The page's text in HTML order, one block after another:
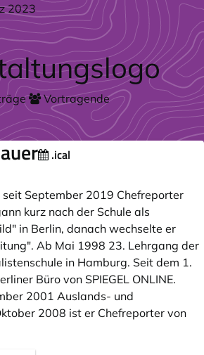
Vortragende
.ical
September 2019 Chefreporter
kurz nach der Schule als
in Berlin, danach wechselte er
Ab Mai 1998 23. Lehrgang der
in Hamburg. Seit dem 1.
Büro von SPIEGEL ONLINE.
2001 Auslands- und
2008 ist er Chefreporter von